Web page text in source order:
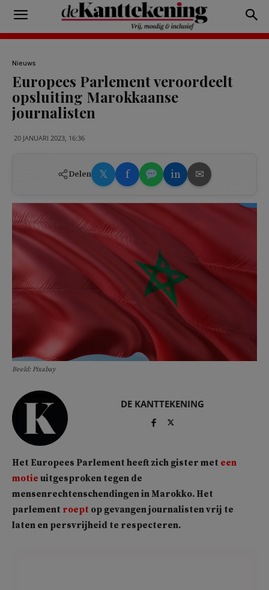
Nieuws
Europees Parlement veroordeelt
opsluiting Marokkaanse
journalisten
20 JANUARI 2023, 16:36
Delen 𝕏 f in ✉
Beeld: Pixabay
DE KANTTEKENING
Het Europees Parlement heeft zich gister met een
motie uitgesproken tegen de
mensenrechtenschendingen in Marokko. Het
parlement roept op gevangen journalisten vrij te
laten en persvrijheid te respecteren.